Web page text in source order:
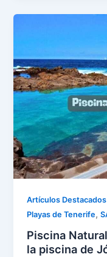
Artículos
Playas de Tenerife,
Piscina
la piscina de